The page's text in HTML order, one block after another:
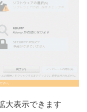
大表示できます